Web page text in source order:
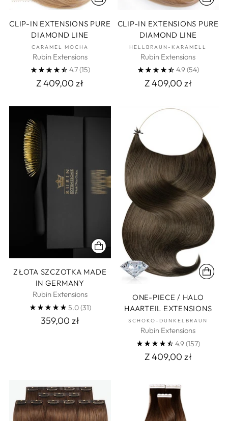
CLIP-IN EXTENSIONS PURE
DIAMOND LINE
CARAMEL MOCHA
Rubin Extensions
4.7(15)
Z 409,00 zł
CLIP-IN EXTENSIONS PURE
DIAMOND LINE
HELLBRAUN-KARAMELL
Rubin Extensions
4.9(54)
Z 409,00 zł
ZŁOTA SZCZOTKA MADE
IN GERMANY
Rubin Extensions
5.0(31)
359,00 zł
ONE-PIECE / HALO
HAARTEIL EXTENSIONS
SCHOKO-DUNKELBRAUN
Rubin Extensions
4.9(157)
Z 409,00 zł